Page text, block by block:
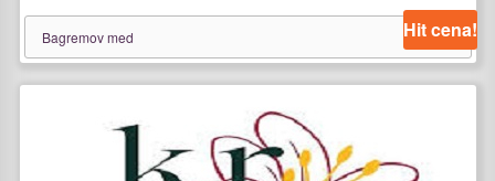
Bagremov med Hit cena!